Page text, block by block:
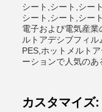
シート,シート,シー
シート,シート,シー
電子および電気産
ルトアデシブフィ
PES,ホットメルト
ーションで人気のあ
カスタマイズ: